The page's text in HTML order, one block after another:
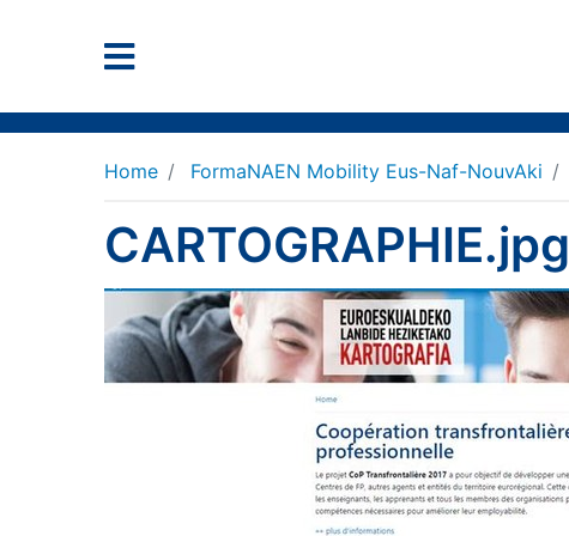
Home FormaNAEN Mobility Eus-Naf-NouvAki
CARTOGRAPHIE.jpg